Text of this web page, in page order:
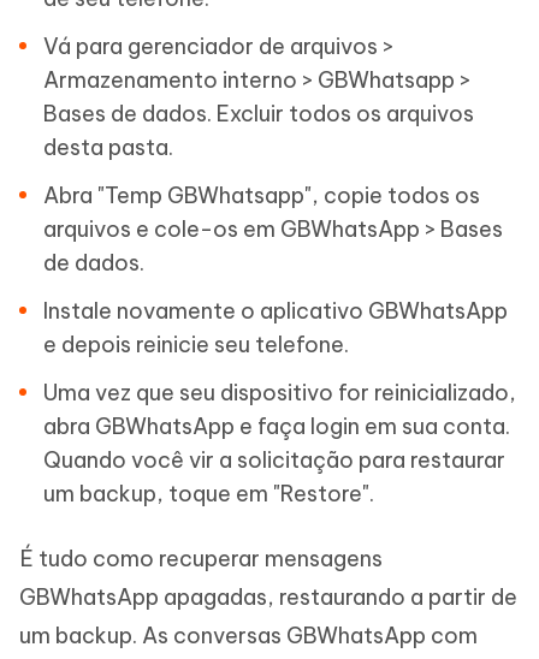
Vá para gerenciador de arquivos >
Armazenamento interno > GBWhatsapp >
Bases de dados. Excluir todos os arquivos
desta pasta.
Abra "Temp GBWhatsapp", copie todos os
arquivos e cole-os em GBWhatsApp > Bases
de dados.
Instale novamente o aplicativo GBWhatsApp
e depois reinicie seu telefone.
Uma vez que seu dispositivo for reinicializado,
abra GBWhatsApp e faça login em sua conta.
Quando você vir a solicitação para restaurar
um backup, toque em "Restore".
É tudo como recuperar mensagens
GBWhatsApp apagadas, restaurando a partir de
um backup. As conversas GBWhatsApp com